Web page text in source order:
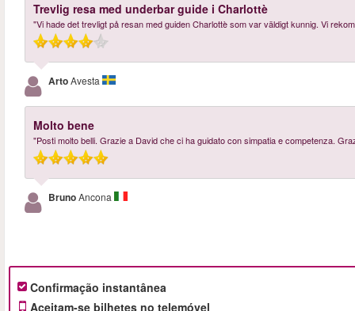
Trevlig resa med underbar guide i Charlottè
"Vi hade det trevligt på resan med guiden Charlottè som var väldigt kunnig. Vi
ArtoAvesta
Molto bene
"Posti molto belli. Grazie a David che ci ha guidato con simpatia e competenza.
BrunoAncona
Confirmação instantânea
Aceitam-se bilhetes no telemóvel